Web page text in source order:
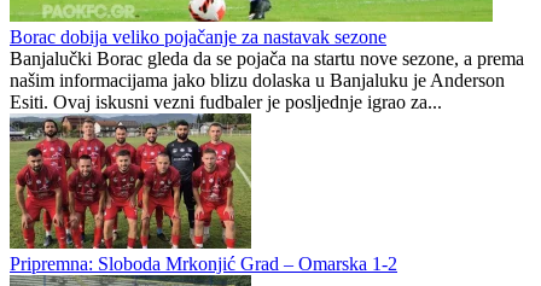
VIDEO: Navijači Torcide i
BBB-a se potukli kod
zagrebačkog aerodroma
HŠK Zrinjski otvorio upise:
Počinje nova sezona za
najmlađe Plemiće
Republika Srpska
1 0